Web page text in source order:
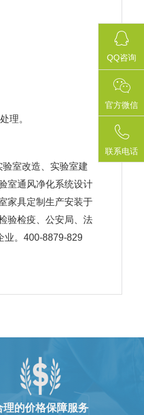
理。
室改造、实验室建
室通风净化系统设计
家具定制生产安装于
验检疫、公安局、法
业。400-8879-829
理的价格保障服务
QQ咨询
官方微信
联系电话